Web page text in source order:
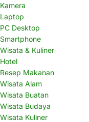
Kamera
Laptop
PC Desktop
Smartphone
Wisata & Kuliner
Hotel
Resep Makanan
Wisata Alam
Wisata Buatan
Wisata Budaya
Wisata Kuliner